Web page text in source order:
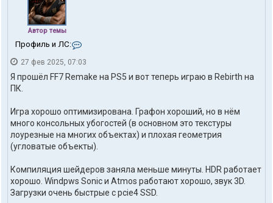
Автор темы
Профиль и ЛС:
н
т
а
ы
п
о
ь
о
в
а
27 фев 2025, 07:03
Я прошёл FF7 Remake на PS5 и вот теперь играю в Rebirth на
ПК.
Игра хорошо оптимизирована. Графон хороший, но в нём
много консольных убогостей (в основном это текстуры
лоурезные на многих объектах) и плохая геометрия
(угловатые объекты).
Компиляция шейдеров заняла меньше минуты. HDR работает
хорошо. Windpws Sonic и Atmos работают хорошо, звук 3D.
Загрузки очень быстрые с pcie4 SSD.